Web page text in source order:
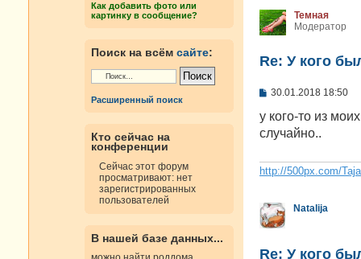
Как добавить фото или
картинку в сообщение?
Поиск на всём сайте:
Расширенный поиск
Кто сейчас на
конференции
Сейчас этот форум
просматривают: нет
зарегистрированных
пользователей
В нашей базе данных...
и
е
Темная
Модератор
Re: У кого
С
о
щ
и
30.01.2018 18:50
у кого-то из
случайно..
http://500px.com/
Natalija
Re: У кого